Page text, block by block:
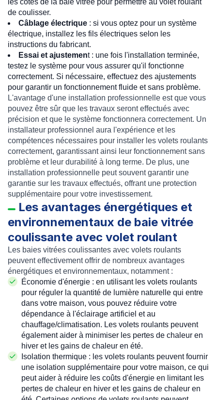
les côtés de la baie vitrée pour permettre au volet roulant
de coulisser.
Câblage électrique : si vous optez pour un système
électrique, installez les fils électriques selon les
instructions du fabricant.
Essai et ajustement : une fois l'installation terminée,
testez le système pour vous assurer qu'il fonctionne
correctement. Si nécessaire, effectuez des ajustements
pour garantir un fonctionnement fluide et sans problème.
L'avantage d'une installation professionnelle est que vous
pouvez être sûr que les travaux seront effectués avec
précision et que le système fonctionnera correctement. Un
installateur professionnel aura l'expérience et les
compétences nécessaires pour installer les volets roulants
correctement, garantissant ainsi leur fonctionnement sans
problème et leur durabilité à long terme. De plus, une
installation professionnelle peut souvent garantir une
garantie sur les travaux effectués, offrant une protection
supplémentaire pour votre investissement.
Les avantages énergétiques et
environnementaux de baie vitrée
coulissante avec volet roulant
Les baies vitrées coulissantes avec volets roulants
peuvent effectivement offrir de nombreux avantages
énergétiques et environnementaux, notamment :
Économie d'énergie : en utilisant les volets roulants
pour réguler la quantité de lumière naturelle qui entre
dans votre maison, vous pouvez réduire votre
dépendance à l'éclairage artificiel et au
chauffage/climatisation. Les volets roulants peuvent
également aider à minimiser les pertes de chaleur en
hiver et les gains de chaleur en été.
Isolation thermique : les volets roulants peuvent fournir
une isolation supplémentaire pour votre maison, ce qui
peut aider à réduire les coûts d'énergie en limitant les
pertes de chaleur en hiver et les gains de chaleur en